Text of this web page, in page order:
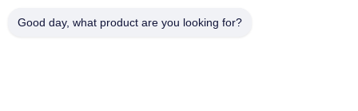
Good day, what product are you looking for?